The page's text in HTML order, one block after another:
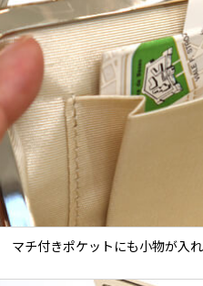
マチ付きポケットにも小物が入